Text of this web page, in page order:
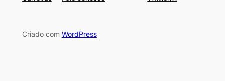
Criado com WordPress